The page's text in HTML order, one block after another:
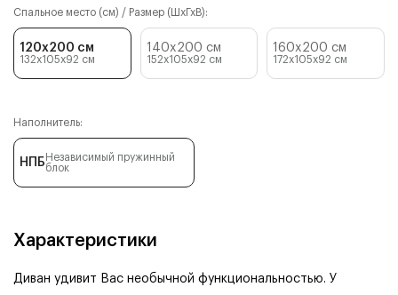
Спальное место (см) / Размер (ШхГхВ):
120x200 см
132x105x92 см
140x200 см
152x105x92 см
160x200 см
172x105x92 см
Наполнитель:
НПБ Независимый пружинный
блок
Характеристики
Диван удивит Вас необычной функциональностью. У